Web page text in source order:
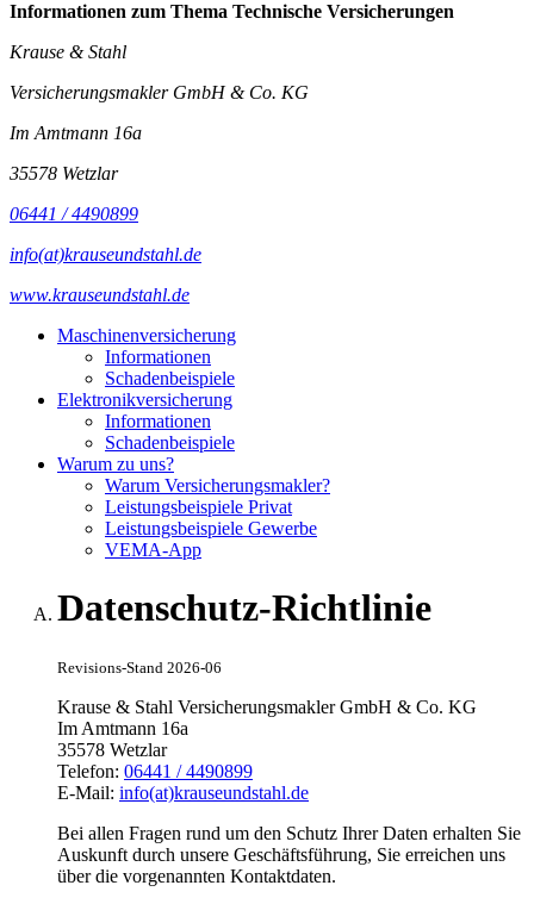
Informationen zum Thema Technische Versicherungen
Krause & Stahl
Versicherungsmakler GmbH & Co. KG
Im Amtmann 16a
35578 Wetzlar
06441 / 4490899
info(at)krauseundstahl.de
www.krauseundstahl.de
Maschinenversicherung
Informationen
Schadenbeispiele
Elektronikversicherung
Informationen
Schadenbeispiele
Warum zu uns?
Warum Versicherungsmakler?
Leistungsbeispiele Privat
Leistungsbeispiele Gewerbe
VEMA-App
Datenschutz-Richtlinie
Revisions-Stand 2026-06
Krause & Stahl Versicherungsmakler GmbH & Co. KG
Im Amtmann 16a
35578 Wetzlar
Telefon: 06441 / 4490899
E-Mail: info(at)krauseundstahl.de
Bei allen Fragen rund um den Schutz Ihrer Daten erhalten Sie
Auskunft durch unsere Geschäftsführung, Sie erreichen uns
über die vorgenannten Kontaktdaten.